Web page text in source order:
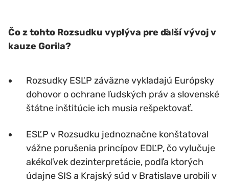
Čo z tohto Rozsudku vyplýva pre ďalší vývoj v
kauze Gorila?
Rozsudky ESĽP záväzne vykladajú Európsky
dohovor o ochrane ľudských práv a slovenské
štátne inštitúcie ich musia rešpektovať.
ESĽP v Rozsudku jednoznačne konštatoval
vážne porušenia princípov EDĽP, čo vylučuje
akékoľvek dezinterpretácie, podľa ktorých
údajne SIS a Krajský súd v Bratislave urobili v